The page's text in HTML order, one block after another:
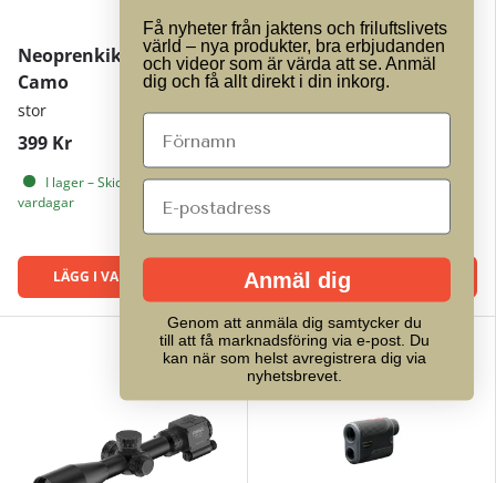
Neoprenkikarskydd
Camo
stor
399 Kr
I lager – Skickas inom 1–3
vardagar
LÄGG I VARUKORGEN
M7Xi 4-28x56 IFS G2B
Mil Dot, ballistisk
dator, Svart
79 699 Kr
vardagar
LÄGG I VARUKORGEN
Spara 20%
Få nyheter från jaktens och friluftslivets
värld – nya produkter, bra erbjudanden
och videor som är värda att se. Anmäl
dig och få allt direkt i din inkorg.
Anmäl dig
Genom att anmäla dig samtycker du
till att få marknadsföring via e-post. Du
kan när som helst avregistrera dig via
nyhetsbrevet.